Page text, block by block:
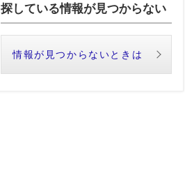
探している情報が見つからない
情報が見つからないときは